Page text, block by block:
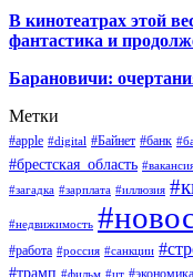
В кинотеатрах этой
фантастика и
Барановичи:
Метки
#apple #digital #Байнет #банк
#брестская_область
#загадка #зарплата #иллюзия
#недвижимость
#работа #россия #санкции
#трамп #фильм #цт #экономика